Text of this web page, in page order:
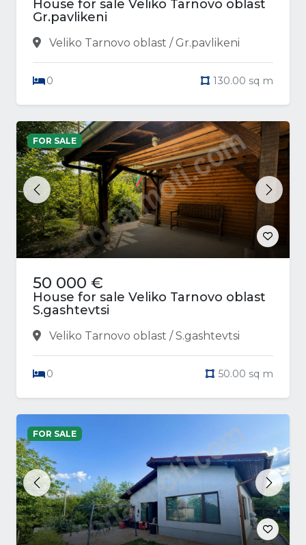
House for sale Veliko Tarnovo oblast
Gr.pavlikeni
Veliko Tarnovo oblast / Gr.pavlikeni
0 130.00 sq m
Previous Next
FOR SALE
50 000 €
House for sale Veliko Tarnovo oblast
S.gashtevtsi
Veliko Tarnovo oblast / S.gashtevtsi
0 50.00 sq m
Previous Next
FOR SALE